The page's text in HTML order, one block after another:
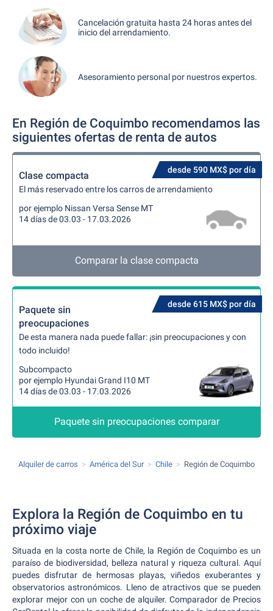
Cancelación gratuita hasta 24 horas antes del
inicio del arrendamiento.
Asesoramiento personal por nuestros expertos.
En Región de Coquimbo recomendamos las
siguientes ofertas de renta de autos
desde 590 MX$ por día
Clase compacta
El más reservado entre los carros de arrendamiento
por ejemplo Nissan Versa Sense MT
14 días de 03.03 - 17.03.2026
Comparar la clase compacta
desde 615 MX$ por día
Paquete sin
preocupaciones
De esta manera nada puede fallar: ¡sin preocupaciones y con
todo incluido!
Subcompacto
por ejemplo Hyundai Grand I10 MT
14 días de 03.03 - 17.03.2026
Paquete sin preocupaciones comparar
Alquiler de carros América del Sur Chile Región de Coquimbo
Explora la Región de Coquimbo en tu
próximo viaje
Situada en la costa norte de Chile, la Región de Coquimbo es un
paraíso de biodiversidad, belleza natural y riqueza cultural. Aquí
puedes disfrutar de hermosas playas, viñedos exuberantes y
observatorios astronómicos. Lleno de atractivos que se pueden
explorar mejor con un coche de alquiler. Comparador de Precios